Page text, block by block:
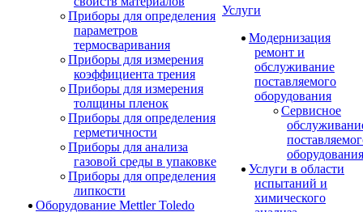
Приборы для определения
параметров
термосваривания
Приборы для измерения
коэффициента трения
Приборы для измерения
толщины пленок
Приборы для определения
герметичности
Приборы для анализа
газовой среды в упаковке
Приборы для определения
липкости
Оборудование Mettler Toledo
Услуги
Модернизация
ремонт и
обслуживание
поставляемого
оборудования
Сервисное
оборудования
Услуги в области
испытаний и
химического